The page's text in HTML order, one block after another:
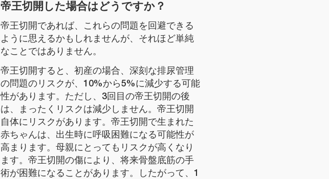
帝王切開した場合はどうですか？
帝王切開であれば、これらの問題を回避できる
ように思えるかもしれませんが、それほど単純
なことではありません。
帝王切開すると、初産の場合、深刻な排尿管理
の問題のリスクが、10%から5%に減少する可能
性があります。ただし、3回目の帝王切開の後
は、まったくリスクは減少しません。帝王切開
自体にリスクがあります。帝王切開で生まれた
赤ちゃんは、出生時に呼吸困難になる可能性が
高まります。母親にとってもリスクが高くなり
ます。帝王切開の傷により、将来骨盤底筋の手
術が困難になることがあります。したがって、1